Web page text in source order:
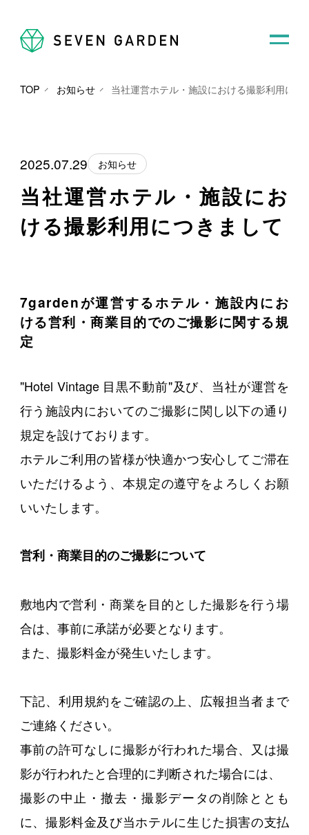
TOP お知らせ 当社運営ホテル・施設における撮影利用につ
2025.07.29 お知らせ
当社運営ホテル・施設にお
ける撮影利用につきまして
7gardenが運営するホテル・施設内にお
ける営利・商業目的でのご撮影に関する規
定
"Hotel Vintage 目黒不動前"及び、当社が運営を
行う施設内においてのご撮影に関し以下の通り
規定を設けております。
ホテルご利用の皆様が快適かつ安心してご滞在
いただけるよう、本規定の遵守をよろしくお願
いいたします。
営利・商業目的のご撮影について
敷地内で営利・商業を目的とした撮影を行う場
合は、事前に承諾が必要となります。
また、撮影料金が発生いたします。
下記、利用規約をご確認の上、広報担当者まで
ご連絡ください。
事前の許可なしに撮影が行われた場合、又は撮
影が行われたと合理的に判断された場合には、
撮影の中止・撤去・撮影データの削除ととも
に、撮影料金及び当ホテルに生じた損害の支払